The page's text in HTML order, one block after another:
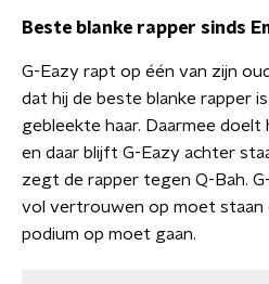
Beste blanke rapper sinds
G-Eazy rapt op één van zijn
dat hij de beste blanke rapper
gebleekte haar. Daarmee doelt
en daar blijft G-Eazy achter
zegt de rapper tegen Q-Bah.
vol vertrouwen op moet
podium op moet gaan.